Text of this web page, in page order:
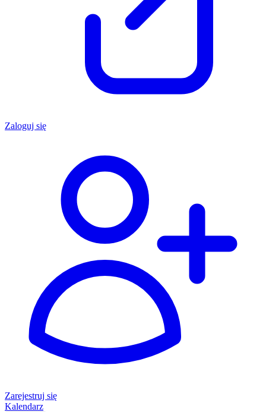
Zaloguj się
Zarejestruj się
Kalendarz